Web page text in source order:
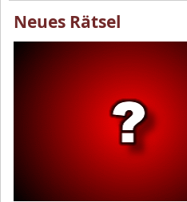
Neues Rätsel